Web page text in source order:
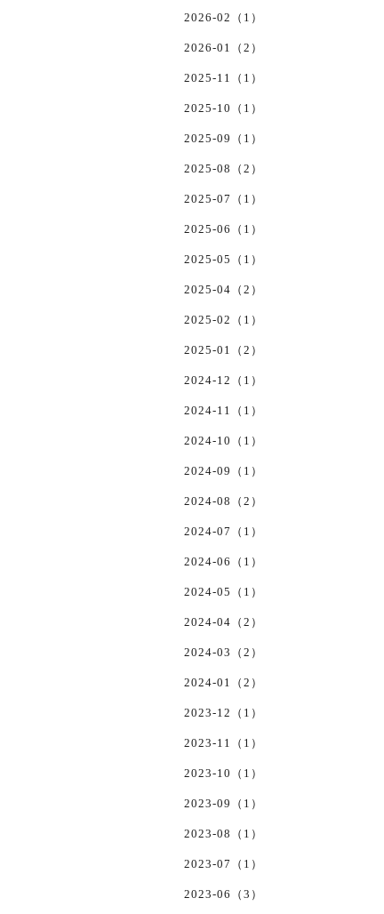
2026-02（1）
2026-01（2）
2025-11（1）
2025-10（1）
2025-09（1）
2025-08（2）
2025-07（1）
2025-06（1）
2025-05（1）
2025-04（2）
2025-02（1）
2025-01（2）
2024-12（1）
2024-11（1）
2024-10（1）
2024-09（1）
2024-08（2）
2024-07（1）
2024-06（1）
2024-05（1）
2024-04（2）
2024-03（2）
2024-01（2）
2023-12（1）
2023-11（1）
2023-10（1）
2023-09（1）
2023-08（1）
2023-07（1）
2023-06（3）